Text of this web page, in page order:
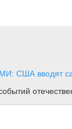
США вводят